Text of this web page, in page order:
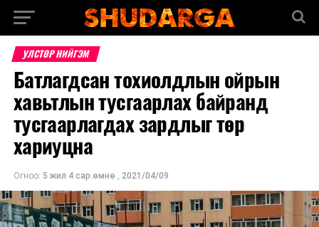
УЛСТӨР НИЙГЭМ
Батлагдсан тохиолдлын ойрын
хавьтлын тусгаарлах байранд
тусгаарлагдах зардлыг төр
хариуцна
Огноо: 5 жил 4 сар.өмнө , 2021/04/09